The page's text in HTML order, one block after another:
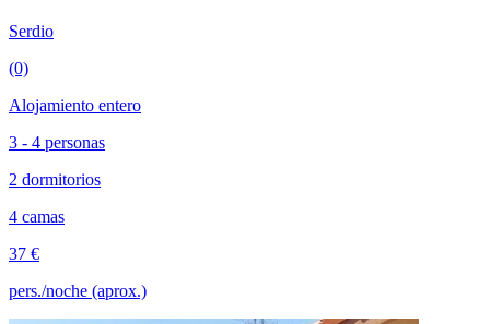
Serdio
(0)
Alojamiento entero
3 - 4 personas
2 dormitorios
4 camas
37 €
pers./noche (aprox.)